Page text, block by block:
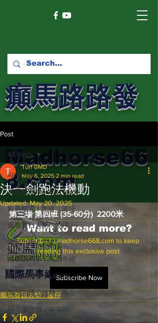
癲馬路路發
馬網
Madhorse66
8.com
國際​馬事總匯
Post
All Posts
賽馬新聞 Racing News
癲馬精選 / 尤達，波仔
癲馬賽日大勢 / 波仔
師兄出馬 / 尤達
戈登說馬事 / 馬王哥頓
三 T 大茶飯 / LakLak
馬王六環全攻略 / 馬王
孖 T 和你贏 / AI GPT
All Posts
決一劍跑法機動
Turf GMD
May 6, 2025 2 min read
Updated:May 20, 2025
第三場 第四班 (35-60分)  2200米
Want to read more?
Subscribe to madhorse668.com to keep
reading this exclusive post.
Subscribe Now
癲馬賽日大勢 / 波仔